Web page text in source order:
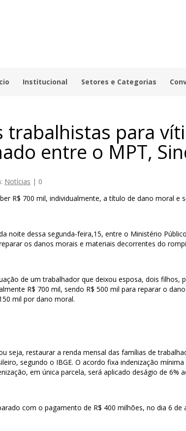
Institucional Setores e Categorias
trabalhistas para
entre o MPT,
Notícias | 0
R$ 700 mil, individualmente, a título de dano moral e
noite dessa segunda-feira,15, entre o Ministério
os danos morais e materiais decorrentes do
de um trabalhador que deixou esposa, dois
R$ 700 mil, sendo R$ 500 mil para reparar o
mil por dano moral.
seja, restaurar a renda mensal das famílias de
segundo o IBGE. O acordo fixa indenização
em única parcela, será aplicado deságio de 6%
com o pagamento de R$ 400 milhões, no dia 6 de